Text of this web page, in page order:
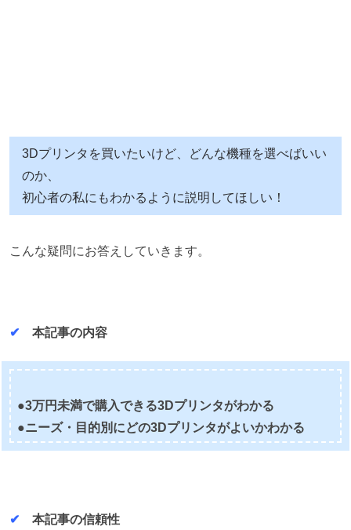
3Dプリンタを買いたいけど、どんな機種を選べばいい
のか、
初心者の私にもわかるように説明してほしい！
こんな疑問にお答えしていきます。
✔ 本記事の内容
●3万円未満で購入できる3Dプリンタがわかる
●ニーズ・目的別にどの3Dプリンタがよいかわかる
✔ 本記事の信頼性